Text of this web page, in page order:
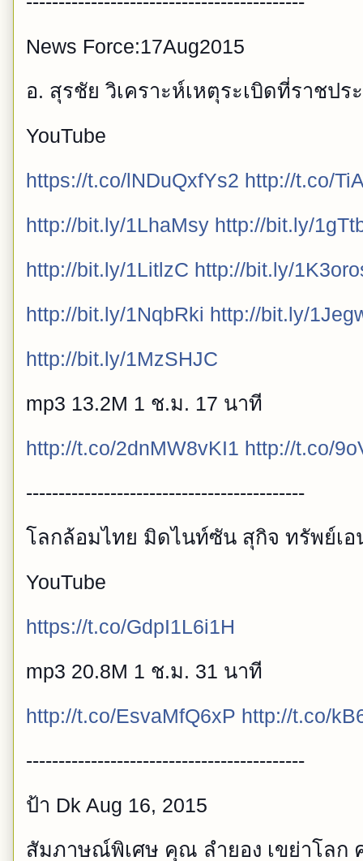
News Force:17Aug2015
อ. สุรชัย วิเคราะห์เหตุระเบิดที่ราชปร
YouTube
https://t.co/lNDuQxfYs2 http://t.co/
http://bit.ly/1LhaMsy http://bit.ly/
http://bit.ly/1LitlzC http://bit.ly/
http://bit.ly/1NqbRki http://bit.ly/
http://bit.ly/1MzSHJC
mp3 13.2M 1 ช.ม. 17 นาที
http://t.co/2dnMW8vKI1 http://t.co/
-------------------------------------------
โลกล้อมไทย มิดไนท์ซัน สุกิจ ทรัพย์เอ
YouTube
https://t.co/GdpI1L6i1H
mp3 20.8M 1 ช.ม. 31 นาที
http://t.co/EsvaMfQ6xP http://t.co/
-------------------------------------------
ป้า Dk Aug 16, 2015
สัมภาษณ์พิเศษ คุณ ลำยอง เขย่าโลก